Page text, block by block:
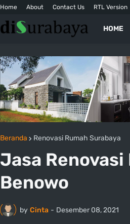
Home About Contact Us RTL Version
HOME
Beranda Renovasi Rumah Surabaya
Jasa Renovasi
Benowo
by Cinta - Desember 08, 2021